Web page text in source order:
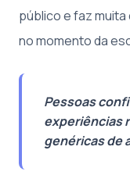
público e faz
no momento da
Pessoas
experiências
genéricas de